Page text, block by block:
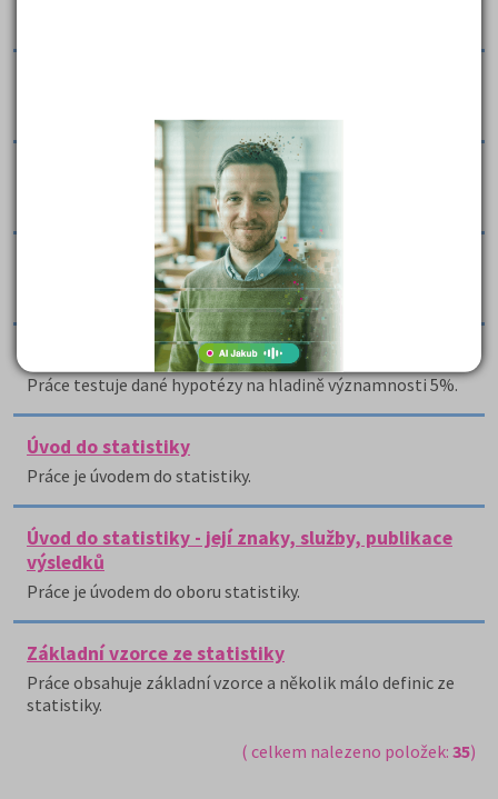
Statistika a pravděpodobnost - řešená cvičení
Práce obsahuje 4 vypočítané příklady ze statistiky.
Statistika a pravděpodobnost - řešené příklady 1
Práce obsahuje 4 vypočítané příklady ze statistiky.
Testy jednoho a dvou souborů - statistická cvičení
Práce testuje dané hypotézy na hladině významnosti 5%.
Úvod do statistiky
Práce je úvodem do statistiky.
Úvod do statistiky - její znaky, služby, publikace
výsledků
Práce je úvodem do oboru statistiky.
Základní vzorce ze statistiky
Práce obsahuje základní vzorce a několik málo definic ze
statistiky.
( celkem nalezeno položek: 35)